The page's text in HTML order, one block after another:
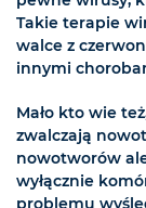
Takie terapie
walce z
innymi
Mało kto wie
zwalczają
nowotworów
wyłącznie
problemu